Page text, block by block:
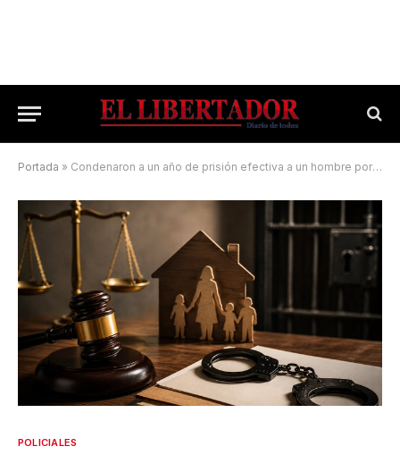
Portada » Condenaron a un año de prisión efectiva a un hombre por desobedecer una orden judicial
POLICIALES